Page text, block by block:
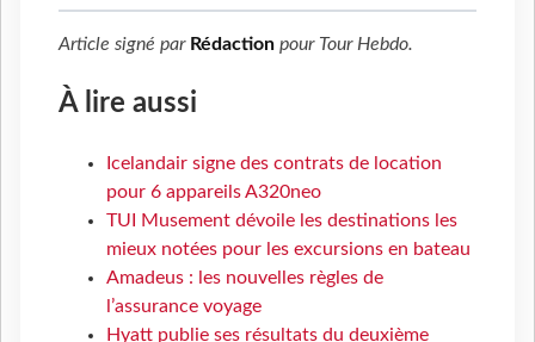
Article signé par Rédaction pour Tour Hebdo.
À lire aussi
Icelandair signe des contrats de location
pour 6 appareils A320neo
TUI Musement dévoile les destinations les
mieux notées pour les excursions en bateau
Amadeus : les nouvelles règles de
l’assurance voyage
Hyatt publie ses résultats du deuxième